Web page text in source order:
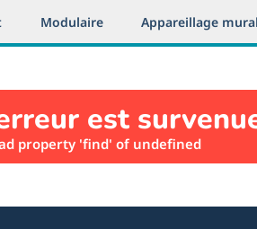
Modulaire Appareillage mural
est
property 'find' of undefined